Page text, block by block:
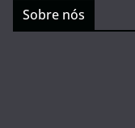
Sobre nós